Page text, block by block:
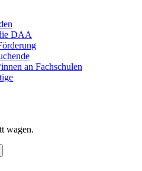
DAA
an Fachschulen
wagen.